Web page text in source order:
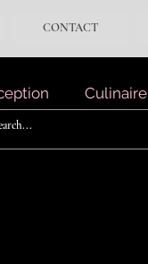
CONTACT
Culinaire